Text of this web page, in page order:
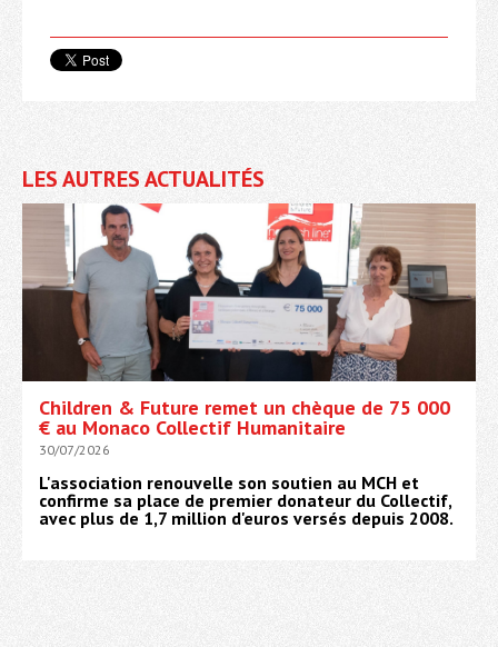
LES AUTRES ACTUALITÉS
Children & Future remet un chèque de 75 000
€ au Monaco Collectif Humanitaire
30/07/2026
L'association renouvelle son soutien au MCH et
confirme sa place de premier donateur du Collectif,
avec plus de 1,7 million d'euros versés depuis 2008.